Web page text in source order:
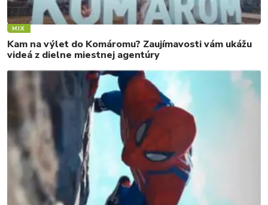
MIX
Kam na výlet do Komáromu? Zaujímavosti vám ukážu
videá z dielne miestnej agentúry